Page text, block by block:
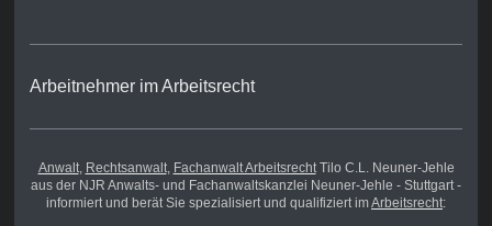
Arbeitnehmer im Arbeitsrecht
Anwalt, Rechtsanwalt, Fachanwalt ArbeitsrechtTilo C.L. Neuner-Jehle
aus der NJR Anwalts- und Fachanwaltskanzlei Neuner-Jehle - Stuttgart -
informiert und berät Sie spezialisiert und qualifiziert imArbeitsrecht: